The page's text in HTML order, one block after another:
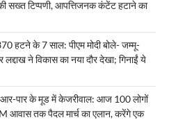
की सख्त टिप्पणी, आपत्तिजनक कंटेंट हटाने का
हटने के 7 साल: पीएम मोदी बोले- जम्मू-
ने विकास का नया दौर देखा; गिनाईं ये
पार के मूड में केजरीवाल: आज 100 लोगों
आवास तक पैदल मार्च का एलान, करेंगे एक